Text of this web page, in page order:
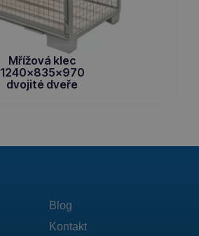
Mřížová klec
1240x835x970
dvojité dveře
Blog
Kontakt